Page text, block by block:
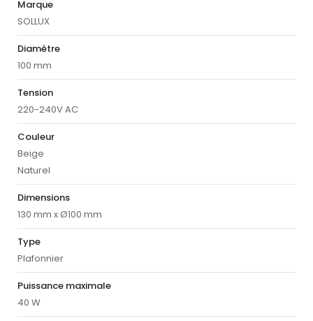
Marque
SOLLUX
Diamètre
100 mm
Tension
220-240V AC
Couleur
Beige
Naturel
Dimensions
130 mm x Ø100 mm
Type
Plafonnier
Puissance maximale
40 W